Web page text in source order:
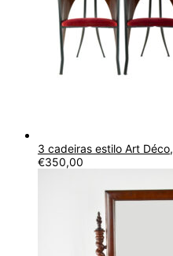
3 cadeiras estilo Art
€350,00